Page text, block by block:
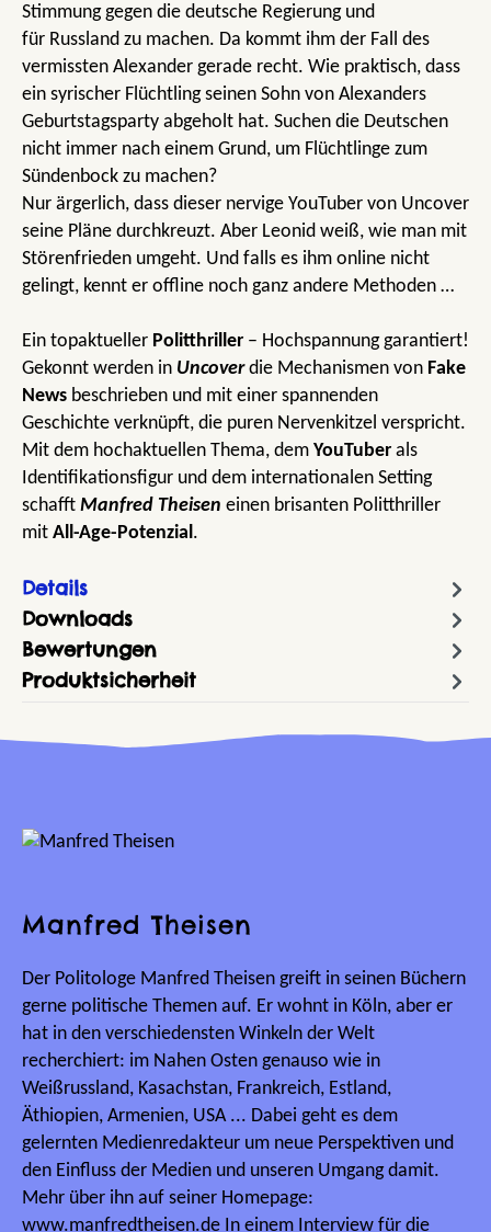
Stimmung gegen die deutsche Regierung und
für Russland zu machen. Da kommt ihm der Fall des
vermissten Alexander gerade recht. Wie praktisch, dass
ein syrischer Flüchtling seinen Sohn von Alexanders
Geburtstagsparty abgeholt hat. Suchen die Deutschen
nicht immer nach einem Grund, um Flüchtlinge zum
Sündenbock zu machen?
Nur ärgerlich, dass dieser nervige YouTuber von Uncover
seine Pläne durchkreuzt. Aber Leonid weiß, wie man mit
Störenfrieden umgeht. Und falls es ihm online nicht
gelingt, kennt er offline noch ganz andere Methoden …
Ein topaktueller Politthriller – Hochspannung garantiert!
Gekonnt werden in Uncoverdie Mechanismen von Fake
News beschrieben und mit einer spannenden
Geschichte verknüpft, die puren Nervenkitzel verspricht.
Mit dem hochaktuellen Thema, dem YouTuber als
Identifikationsfigur und dem internationalen Setting
schafft Manfred Theisen einen brisanten Politthriller
mit All-Age-Potenzial.
Details
Downloads
Bewertungen
Produktsicherheit
Manfred Theisen
Der Politologe Manfred Theisen greift in seinen Büchern
gerne politische Themen auf. Er wohnt in Köln, aber er
hat in den verschiedensten Winkeln der Welt
recherchiert: im Nahen Osten genauso wie in
Weißrussland, Kasachstan, Frankreich, Estland,
Äthiopien, Armenien, USA ... Dabei geht es dem
gelernten Medienredakteur um neue Perspektiven und
den Einfluss der Medien und unseren Umgang damit.
Mehr über ihn auf seiner Homepage:
www.manfredtheisen.de In einem Interview für die